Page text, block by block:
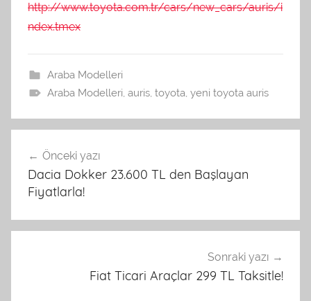
http://www.toyota.com.tr/cars/new_cars/auris/i
ndex.tmex
Araba Modelleri
Araba Modelleri, auris, toyota, yeni toyota auris
dolaşımı
Önceki yazı
Dacia Dokker 23.600 TL den Başlayan
Fiyatlarla!
Sonraki yazı
Fiat Ticari Araçlar 299 TL Taksitle!